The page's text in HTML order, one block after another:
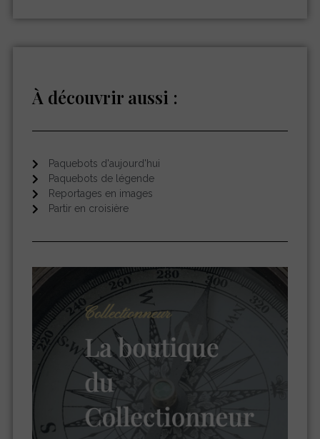
À découvrir aussi :
Paquebots d'aujourd'hui
Paquebots de légende
Reportages en images
Partir en croisière